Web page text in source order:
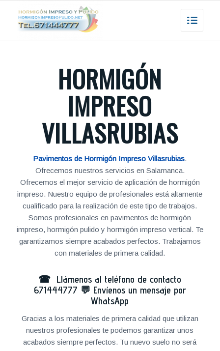
HORMIGÓN
IMPRESO
VILLASRUBIAS
Pavimentos de Hormigón Impreso Villasrubias.
Ofrecemos nuestros servicios en Salamanca.
Ofrecemos el mejor servicio de aplicación de hormigón
impreso. Nuestro equipo de profesionales está altamente
cualificado para la realización de este tipo de trabajos.
Somos profesionales en pavimentos de hormigón
impreso, hormigón pulido y hormigón impreso vertical. Te
garantizamos siempre acabados perfectos. Trabajamos
con materiales de primera calidad.
☎ Llámenos al teléfono de contacto
671444777 💬 Envíenos un mensaje por
WhatsApp
Gracias a los materiales de primera calidad que utilizan
nuestros profesionales te podemos garantizar unos
acabados siempre perfectos. Tu nuevo suelo no será